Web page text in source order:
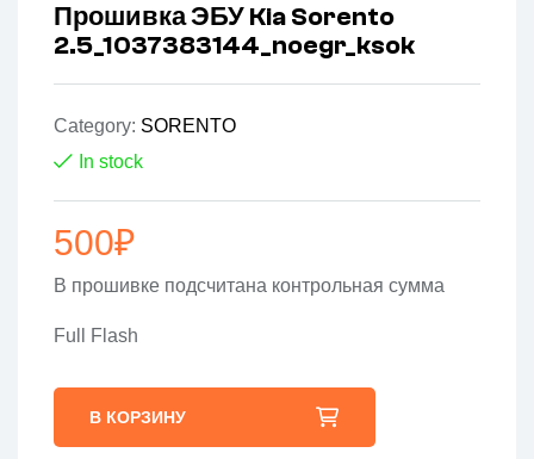
Прошивка ЭБУ Kia Sorento
2.5_1037383144_noegr_ksok
Category: SORENTO
In stock
500₽
В прошивке подсчитана контрольная сумма
Full Flash
В КОРЗИНУ